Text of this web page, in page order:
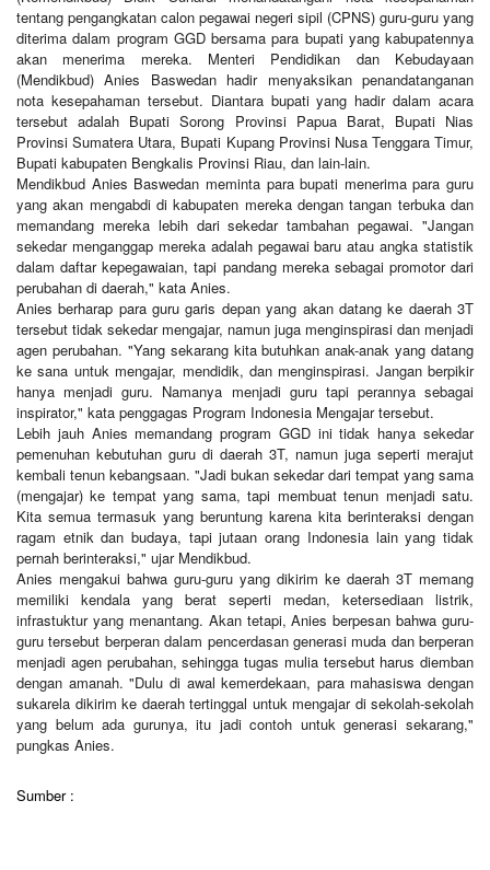
tentang pengangkatan calon pegawai negeri sipil (CPNS) guru-guru yang
diterima dalam program GGD bersama para bupati yang kabupatennya
akan menerima mereka. Menteri Pendidikan dan Kebudayaan
(Mendikbud) Anies Baswedan hadir menyaksikan penandatanganan
nota kesepahaman tersebut. Diantara bupati yang hadir dalam acara
tersebut adalah Bupati Sorong Provinsi Papua Barat, Bupati Nias
Provinsi Sumatera Utara, Bupati Kupang Provinsi Nusa Tenggara Timur,
Bupati kabupaten Bengkalis Provinsi Riau, dan lain-lain.
Mendikbud Anies Baswedan meminta para bupati menerima para guru
yang akan mengabdi di kabupaten mereka dengan tangan terbuka dan
memandang mereka lebih dari sekedar tambahan pegawai. "Jangan
sekedar menganggap mereka adalah pegawai baru atau angka statistik
dalam daftar kepegawaian, tapi pandang mereka sebagai promotor dari
perubahan di daerah," kata Anies.
Anies berharap para guru garis depan yang akan datang ke daerah 3T
tersebut tidak sekedar mengajar, namun juga menginspirasi dan menjadi
agen perubahan. "Yang sekarang kita butuhkan anak-anak yang datang
ke sana untuk mengajar, mendidik, dan menginspirasi. Jangan berpikir
hanya menjadi guru. Namanya menjadi guru tapi perannya sebagai
inspirator," kata penggagas Program Indonesia Mengajar tersebut.
Lebih jauh Anies memandang program GGD ini tidak hanya sekedar
pemenuhan kebutuhan guru di daerah 3T, namun juga seperti merajut
kembali tenun kebangsaan. "Jadi bukan sekedar dari tempat yang sama
(mengajar) ke tempat yang sama, tapi membuat tenun menjadi satu.
Kita semua termasuk yang beruntung karena kita berinteraksi dengan
ragam etnik dan budaya, tapi jutaan orang Indonesia lain yang tidak
pernah berinteraksi," ujar Mendikbud.
Anies mengakui bahwa guru-guru yang dikirim ke daerah 3T memang
memiliki kendala yang berat seperti medan, ketersediaan listrik,
infrastuktur yang menantang. Akan tetapi, Anies berpesan bahwa guru-
guru tersebut berperan dalam pencerdasan generasi muda dan berperan
menjadi agen perubahan, sehingga tugas mulia tersebut harus diemban
dengan amanah. "Dulu di awal kemerdekaan, para mahasiswa dengan
sukarela dikirim ke daerah tertinggal untuk mengajar di sekolah-sekolah
yang belum ada gurunya, itu jadi contoh untuk generasi sekarang,"
pungkas Anies.
Sumber :